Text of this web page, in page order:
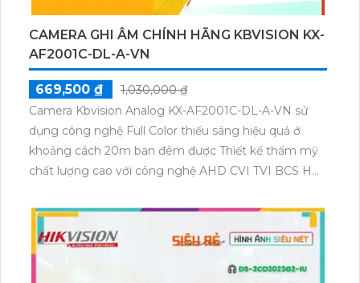
với H.265+/H.265/H.264+/H.264.
CAMERA GHI ÂM CHÍNH HÃNG KBVISION KX-
AF2001C-DL-A-VN
669,500 ₫
1,030,000 ₫
Camera Kbvision Analog KX-AF2001C-DL-A-VN sử
dụng công nghệ Full Color thiếu sáng hiệu quả ở
khoảng cách 20m ban đêm được Thiết kế thẩm mỹ
chất lượng cao với công nghệ AHD CVI TVI BCS HD
chức năng Thu Âm chất lượngCamera quan sát KX-
AF2001C-DL-A-VN được thiết kế tiết kiệm điện với
nguồn 12V HD Analog, góc quay rộng ống kính
3.6mm. Sản phẩm sử dụng chip CMOS xử lý hình